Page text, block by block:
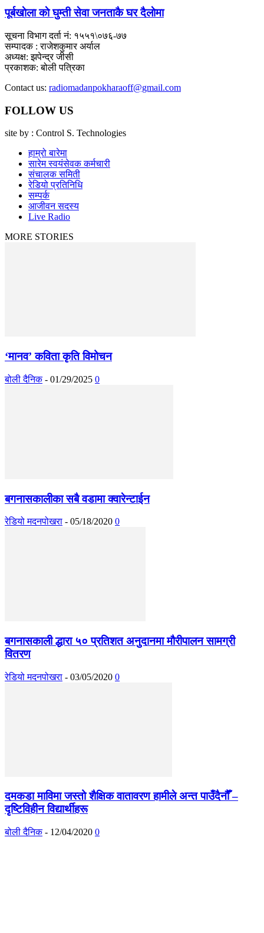
पूर्बखाेला काे घुम्ती सेवा जनताकै घर दैलाेमा
सूचना विभाग दर्ता नं: १५५१\०७६-७७
सम्पादक : राजेशकुमार अर्याल
अध्यक्ष: झपेन्द्र जीसी
प्रकाशक: बोली पत्रिका
Contact us: radiomadanpokharaoff@gmail.com
FOLLOW US
site by : Control S. Technologies
हाम्रो बारेमा
सारेम स्वयंसेवक कर्मचारी
संचालक समिती
रेडियो प्रतिनिधि
सम्पर्क
आजीवन सदस्य
Live Radio
MORE STORIES
‘मानव’ कविता कृति विमोचन
बोली दैनिक - 01/29/2025 0
बगनासकालीका सबै वडामा क्वारेन्टाईन
रेडियो मदनपोखरा - 05/18/2020 0
बगनासकाली द्धारा ५० प्रतिशत अनुदानमा मौरीपालन सामग्री
वितरण
रेडियो मदनपोखरा - 03/05/2020 0
दमकडा माविमा जस्तो शैक्षिक वातावरण हामीले अन्त पाउँदैनौँ –
दृष्टिविहीन विद्यार्थीहरू
बोली दैनिक - 12/04/2020 0